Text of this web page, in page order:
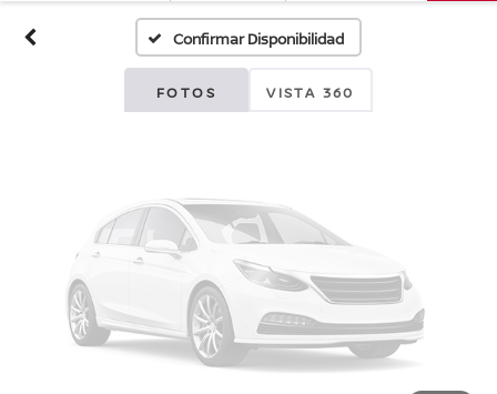
Confirmar Disponibilidad
FOTOS VISTA 360
Por favor, revise luego